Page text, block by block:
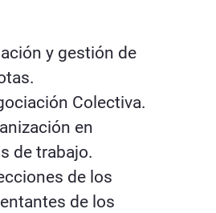
y gestión de
Colectiva.
en
de trabajo.
de los
de los